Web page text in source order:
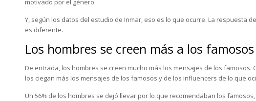
motivado por el género.
Y, según los datos del estudio de Inmar, eso es lo que ocurre. La respuesta
es diferente.
Los hombres se creen más a los famosos
De entrada, los hombres se creen mucho más los mensajes de los
los ciegan más los mensajes de los famosos y de los influencers de lo que
Un 56% de los hombres se dejó llevar por lo que recomendaban los